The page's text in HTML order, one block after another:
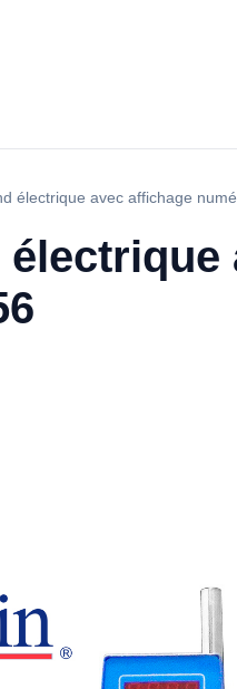
électrique avec affichage